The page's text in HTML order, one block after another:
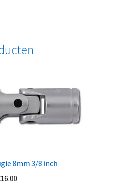
8mm 3/8 inch
16.00